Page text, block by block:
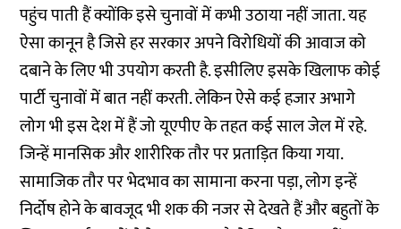
पहुंच पाती हैं क्योंकि इसे चुनावों में कभी उठाया नहीं जाता. यह
ऐसा कानून है जिसे हर सरकार अपने विरोधियों की आवाज को
दबाने के लिए भी उपयोग करती है. इसीलिए इसके खिलाफ कोई
पार्टी चुनावों में बात नहीं करती. लेकिन ऐसे कई हजार अभागे
लोग भी इस देश में हैं जो यूएपीए के तहत कई साल जेल में रहे.
जिन्हें मानसिक और शारीरिक तौर पर प्रताड़ित किया गया.
सामाजिक तौर पर भेदभाव का सामाना करना पड़ा, लोग इन्हें
निर्दोष होने के बावजूद भी शक की नजर से देखते हैं और बहुतों के